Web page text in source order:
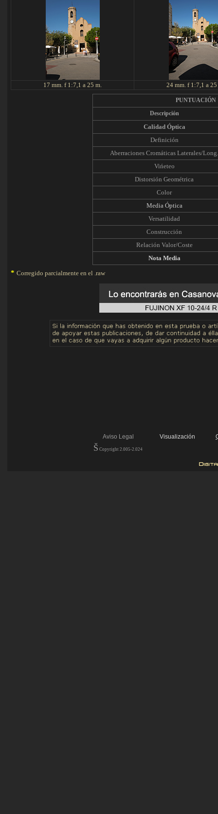
17 mm. f 1:7,1 a 25 m. 24 mm. f 1:7,1 a 25
PUNTUACIÓN
Descripción
Calidad Óptica
Definición
Aberraciones Cromáticas Laterales/Long.
Vińeteo
Distorsión Geométrica
Color
Media Óptica
Versatilidad
Construcción
Relación Valor/Coste
Nota Media
* Corregido parcialmente en el .raw